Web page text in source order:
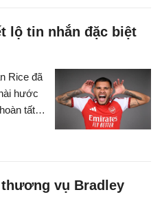
lộ tin nhắn đặc biệt
Rice đã
hước
tất
bảng
vụ Bradley